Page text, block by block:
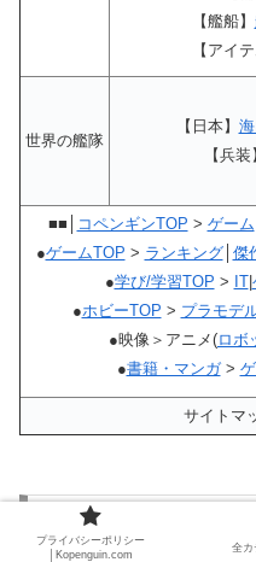
【艦船】
【アイテ
世界の艦隊
【日本】
【兵装
■■│ コペンギンTOP > ゲーム
●ゲームTOP > ランキング│ 傑
●学び/学習TOP > IT|
●ホビーTOP > プラモデ
●映像＞アニメ(ロボ
●書籍・マンガ>
サイトマ
【名作・酒場経営
ポータブル・攻略サ
プライバシーポリシー
│Kopenguin.com
全カ